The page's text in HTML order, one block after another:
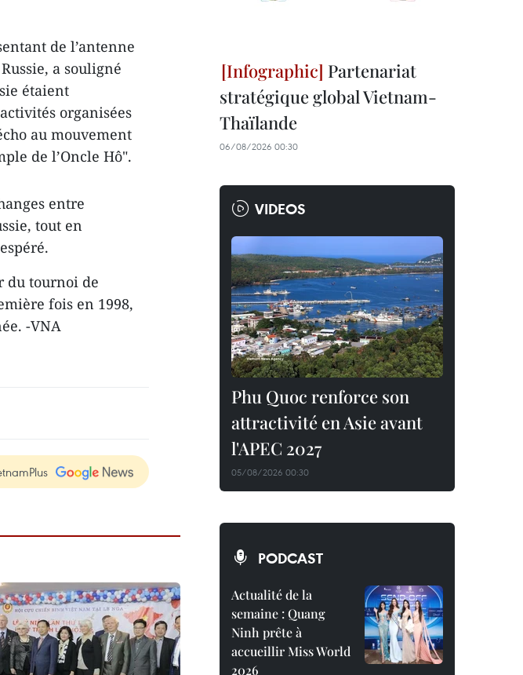
de l’antenne
a souligné
étaient
organisées
au mouvement
de l’Oncle Hô".
entre
tout en
du tournoi de
fois en 1998,
-VNA
Partenariat
stratégique global Vietnam-
Thaïlande
06/08/2026 00:30
VIDEOS
Phu Quoc renforce son
attractivité en Asie avant
l'APEC 2027
05/08/2026 00:30
PODCAST
Actualité de la
semaine : Quang
Ninh prête à
accueillir Miss World
2026